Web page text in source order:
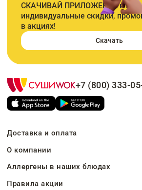
СКАЧИВАЙ ПРИЛОЖЕНИЕ и
индивидуальные скидки,
в акциях!
Скачать
+7 (800) 333-
Доставка и оплата
О компании
Аллергены в наших блюдах
Правила акции